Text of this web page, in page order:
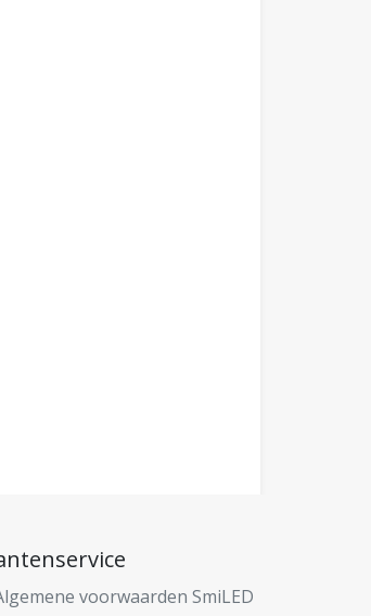
voorwaarden SmiLED